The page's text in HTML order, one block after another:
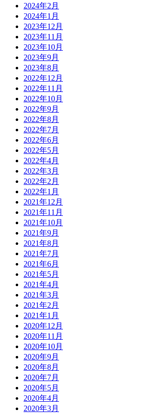
2024年2月
2024年1月
2023年12月
2023年11月
2023年10月
2023年9月
2023年8月
2022年12月
2022年11月
2022年10月
2022年9月
2022年8月
2022年7月
2022年6月
2022年5月
2022年4月
2022年3月
2022年2月
2022年1月
2021年12月
2021年11月
2021年10月
2021年9月
2021年8月
2021年7月
2021年6月
2021年5月
2021年4月
2021年3月
2021年2月
2021年1月
2020年12月
2020年11月
2020年10月
2020年9月
2020年8月
2020年7月
2020年5月
2020年4月
2020年3月